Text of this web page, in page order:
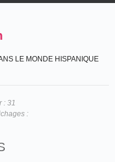
LE MONDE HISPANIQUE
: 31
: